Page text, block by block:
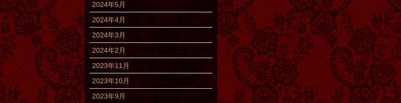
2024年5月
2024年4月
2024年3月
2024年2月
2023年11月
2023年10月
2023年9月